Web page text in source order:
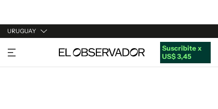
URUGUAY
URUGUAY
ARGENTINA
Suscribite x
US$ 3,45